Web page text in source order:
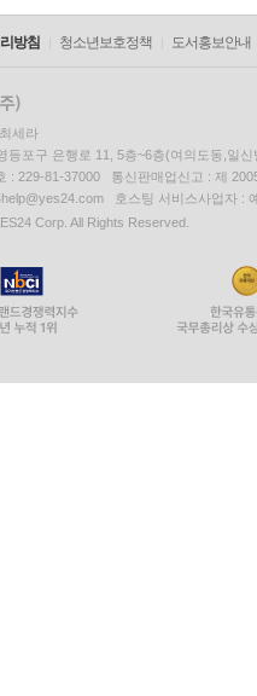
방침 청소년보호정책 도서홍보안내
세라
등포구 은행로 11, 5층~6층(여의도동,일신
: 229-81-37000 통신판매업신고 : 제
호스팅 서비스사업자 :
Corp. All Rights Reserved.